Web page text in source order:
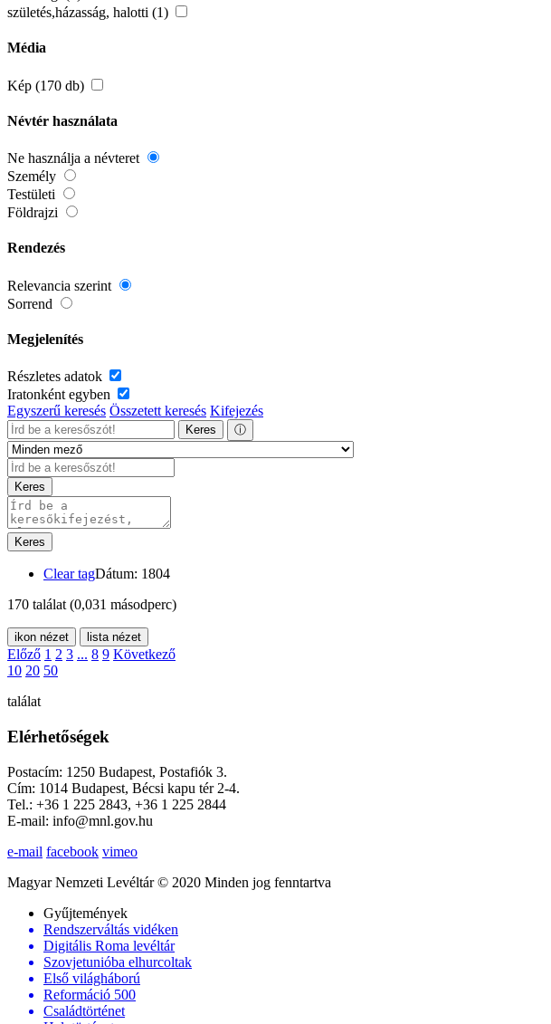
születés,házasság, halotti (1)
Média
Kép (170 db)
Névtér használata
Ne használja a névteret
Személy
Testületi
Földrajzi
Rendezés
Relevancia szerint
Sorrend
Megjelenítés
Részletes adatok
Iratonként egyben
Egyszerű keresés Összetett keresés Kifejezés
Keres ⓘ
Keres
Keres
Clear tagDátum: 1804
170 találat (0,031 másodperc)
ikon nézet lista nézet
Előző 1 2 3 ... 8 9 Következő
10 20 50
találat
Elérhetőségek
Postacím: 1250 Budapest, Postafiók 3.
Cím: 1014 Budapest, Bécsi kapu tér 2-4.
Tel.: +36 1 225 2843, +36 1 225 2844
E-mail: info@mnl.gov.hu
e-mail facebook vimeo
Magyar Nemzeti Levéltár © 2020 Minden jog fenntartva
Gyűjtemények
Rendszerváltás vidéken
Digitális Roma levéltár
Szovjetunióba elhurcoltak
Első világháború
Reformáció 500
Családtörténet